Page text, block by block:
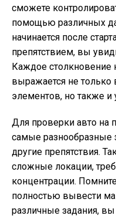
сможете
помощью различных
начинается после
препятствием, вы
Каждое столкновение
выражается не
элементов, но также и
Для проверки авто на
самые разнообразные
другие препятствия.
сложные локации,
концентрации.
полностью вывести
различные задания,